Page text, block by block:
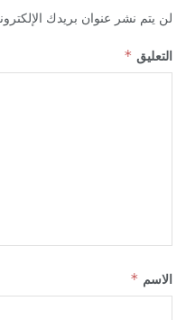
لن يتم نشر عنوان بريدك
التعليق *
الاسم *